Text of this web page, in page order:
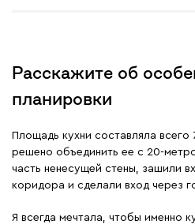
Расскажите об
планировки
Площадь кухни составляла
решено объединить ее с 20-
часть ненесущей стены, зашили
коридора и сделали вход через
Я всегда мечтала, чтобы именно